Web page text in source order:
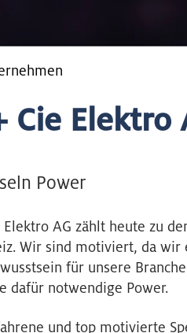
Cie Elektro
Power
Elektro AG zählt heute zu
Wir sind motiviert, da
für unsere
dafür notwendige Power.
und top motivierte